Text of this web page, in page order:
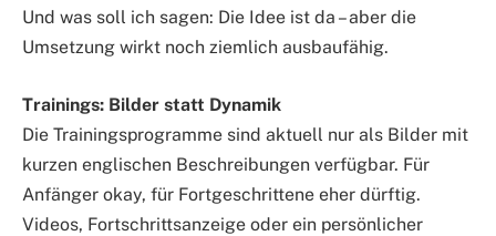
Und was soll ich sagen: Die Idee ist da – aber die
Umsetzung wirkt noch ziemlich ausbaufähig.
Trainings: Bilder statt Dynamik
Die Trainingsprogramme sind aktuell nur als Bilder mit
kurzen englischen Beschreibungen verfügbar. Für
Anfänger okay, für Fortgeschrittene eher dürftig.
Videos, Fortschrittsanzeige oder ein persönlicher